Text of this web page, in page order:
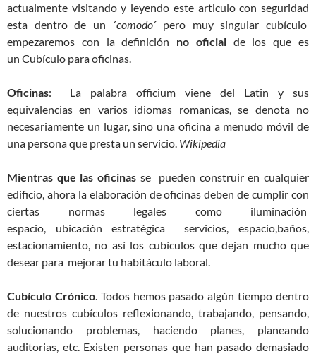
actualmente visitando y leyendo este articulo con seguridad
esta dentro de un ´comodo´ pero muy singular cubículo
empezaremos con la definición no oficialde los que es
un Cubículo para oficinas.
Oficinas: La palabra officium viene del Latin y sus
equivalencias en varios idiomas romanicas, se denota no
necesariamente un lugar, sino una oficina a menudo móvil de
una persona que presta un servicio. Wikipedia
Mientras que las oficinas se pueden construir en cualquier
edificio, ahora la elaboración de oficinas deben de cumplir con
ciertas normas legales como iluminación
espacio, ubicación estratégica servicios, espacio,baños,
estacionamiento, no así los cubículos que dejan mucho que
desear para mejorar tu habitáculo laboral.
Cubículo Crónico. Todos hemos pasado algún tiempo dentro
de nuestros cubículos reflexionando, trabajando, pensando,
solucionando problemas, haciendo planes, planeando
auditorias, etc. Existen personas que han pasado demasiado